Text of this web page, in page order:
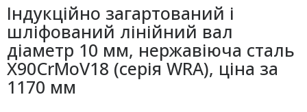
Індукційно загартований і
шліфований лінійний вал
діаметр 10 мм, нержавіюча сталь
X90CrMoV18 (серія WRA), ціна за
1170 мм